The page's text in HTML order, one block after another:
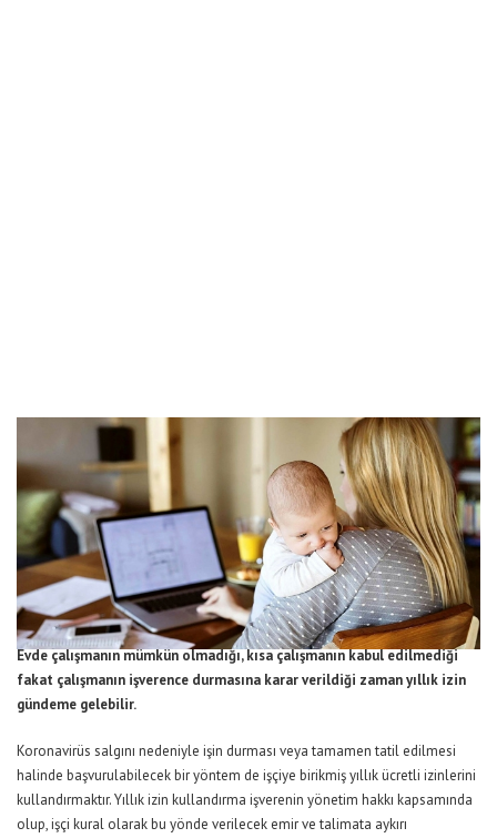
Evde çalışmanın mümkün olmadığı, kısa çalışmanın kabul edilmediği
fakat çalışmanın işverence durmasına karar verildiği zaman yıllık izin
gündeme gelebilir.
Koronavirüs salgını nedeniyle işin durması veya tamamen tatil edilmesi
halinde başvurulabilecek bir yöntem de işçiye birikmiş yıllık ücretli izinlerini
kullandırmaktır. Yıllık izin kullandırma işverenin yönetim hakkı kapsamında
olup, işçi kural olarak bu yönde verilecek emir ve talimata aykırı